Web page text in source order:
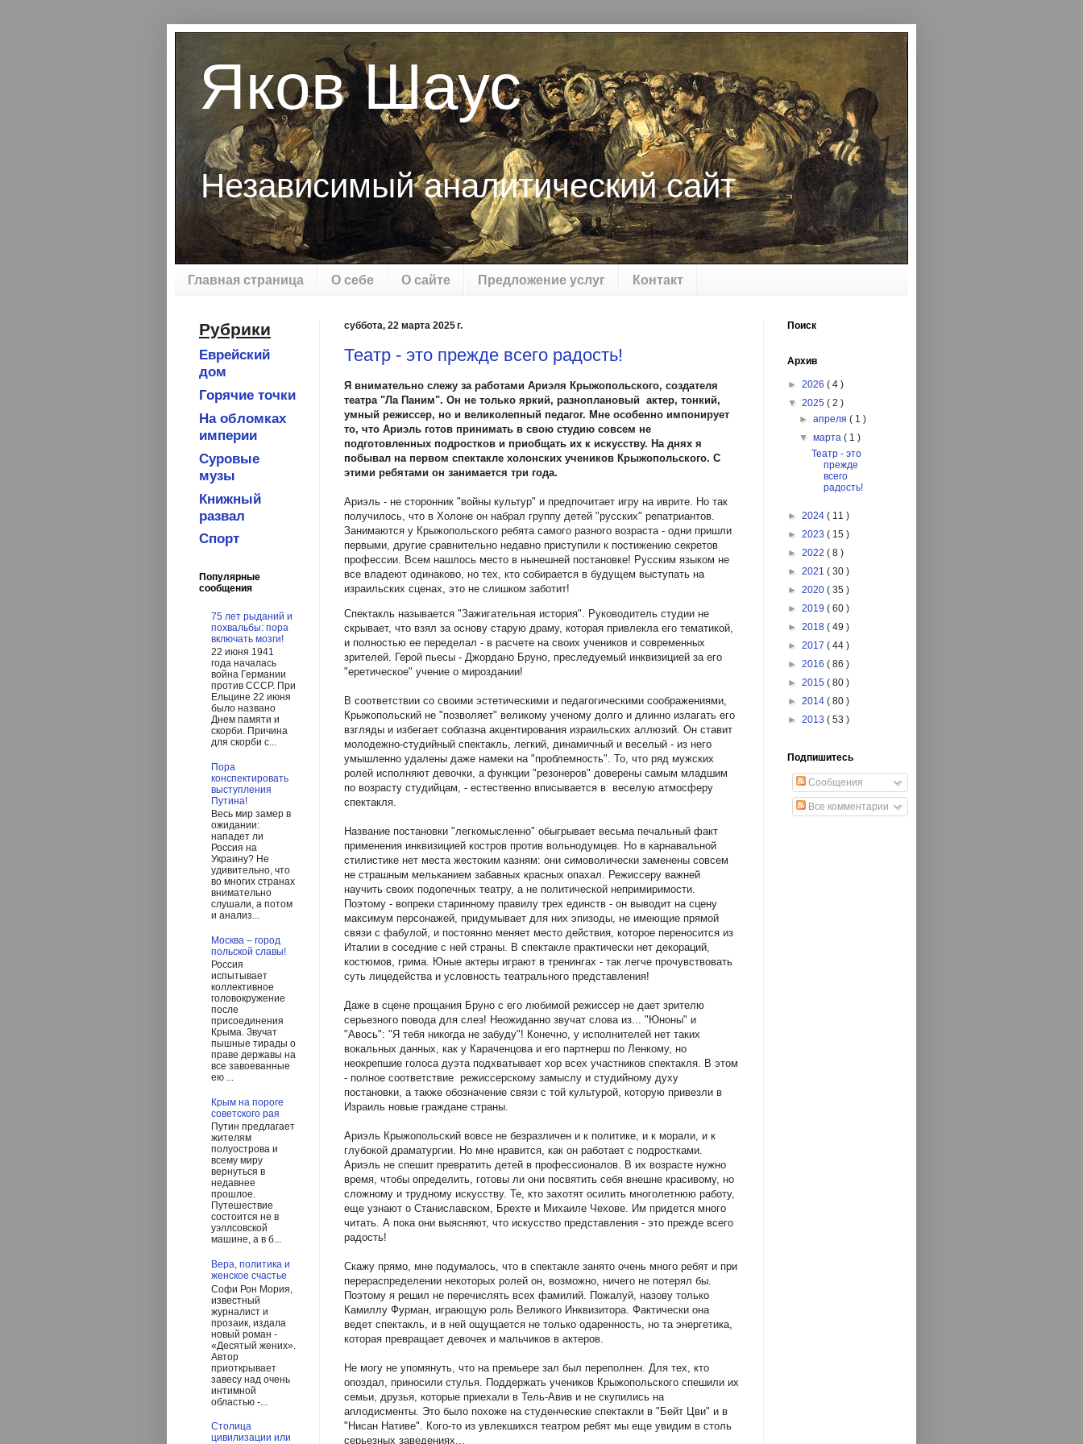
Яков Шаус
Независимый аналитический сайт
Главная страница О себе О сайте Предложение услуг Контакт
суббота, 22 марта 2025 г.
Театр - это прежде всего радость!
Я внимательно слежу за работами Ариэля Крыжопольского, создателя
театра "Ла Паним". Он не только яркий, разноплановый актер, тонкий,
умный режиссер, но и великолепный педагог. Мне особенно импонирует
то, что Ариэль готов принимать в свою студию совсем не
подготовленных подростков и приобщать их к искусству. На днях я
побывал на первом спектакле холонских учеников Крыжопольского. С
этими ребятами он занимается три года.
Ариэль - не сторонник "войны культур" и предпочитает игру на иврите. Но так
получилось, что в Холоне он набрал группу детей "русских" репатриантов.
Занимаются у Крыжопольского ребята самого разного возраста - одни пришли
первыми, другие сравнительно недавно приступили к постижению секретов
профессии. Всем нашлось место в нынешней постановке! Русским языком не
все владеют одинаково, но тех, кто собирается в будущем выступать на
израильских сценах, это не слишком заботит!
Спектакль называется "Зажигательная история". Руководитель студии не
скрывает, что взял за основу старую драму, которая привлекла его тематикой,
и полностью ее переделал - в расчете на своих учеников и современных
зрителей. Герой пьесы - Джордано Бруно, преследуемый инквизицией за его
"еретическое" учение о мироздании!
В соответствии со своими эстетическими и педагогическими соображениями,
Крыжопольский не "позволяет" великому ученому долго и длинно излагать его
взгляды и избегает соблазна акцентирования израильских аллюзий. Он ставит
молодежно-студийный спектакль, легкий, динамичный и веселый - из него
умышленно удалены даже намеки на "проблемность". То, что ряд мужских
ролей исполняют девочки, а функции "резонеров" доверены самым младшим
по возрасту студийцам, - естественно вписывается в веселую атмосферу
спектакля.
Название постановки "легкомысленно" обыгрывает весьма печальный факт
применения инквизицией костров против вольнодумцев. Но в карнавальной
стилистике нет места жестоким казням: они симоволически заменены совсем
не страшным мельканием забавных красных опахал. Режиссеру важней
научить своих подопечных театру, а не политической непримиримости.
Поэтому - вопреки старинному правилу трех единств - он выводит на сцену
максимум персонажей, придумывает для них эпизоды, не имеющие прямой
связи с фабулой, и постоянно меняет место действия, которое переносится из
Италии в соседние с ней страны. В спектакле практически нет декораций,
костюмов, грима. Юные актеры играют в тренингах - так легче прочувствовать
суть лицедейства и условность театрального представления!
Даже в сцене прощания Бруно с его любимой режиссер не дает зрителю
серьезного повода для слез! Неожиданно звучат слова из... "Юноны" и
"Авось": "Я тебя никогда не забуду"! Конечно, у исполнителей нет таких
вокальных данных, как у Караченцова и его партнерш по Ленкому, но
неокрепшие голоса дуэта подхватывает хор всех участников спектакля. В этом
- полное соответствие режиссерскому замыслу и студийному духу
постановки, а также обозначение связи с той культурой, которую привезли в
Израиль новые граждане страны.
Ариэль Крыжопольский вовсе не безразличен и к политике, и к морали, и к
глубокой драматургии. Но мне нравится, как он работает с подростками.
Ариэль не спешит превратить детей в профессионалов. В их возрасте нужно
время, чтобы определить, готовы ли они посвятить себя внешне красивому, но
сложному и трудному искусству. Те, кто захотят осилить многолетнюю работу,
еще узнают о Станиславском, Брехте и Михаиле Чехове. Им придется много
читать. А пока они выясняют, что искусство представления - это прежде всего
радость!
Скажу прямо, мне подумалось, что в спектакле занято очень много ребят и при
перераспределении некоторых ролей он, возможно, ничего не потерял бы.
Поэтому я решил не перечислять всех фамилий. Пожалуй, назову только
Камиллу Фурман, играющую роль Великого Инквизитора. Фактически она
ведет спектакль, и в ней ощущается не только одаренность, но та энергетика,
которая превращает девочек и мальчиков в актеров.
Не могу не упомянуть, что на премьере зал был переполнен. Для тех, кто
опоздал, приносили стулья. Поддержать учеников Крыжопольского спешили их
семьи, друзья, которые приехали в Тель-Авив и не скупились на
аплодисменты. Это было похоже на студенческие спектакли в "Бейт Цви" и в
"Нисан Нативе". Кого-то из увлекшихся театром ребят мы еще увидим в столь
серьезных заведениях...
Рубрики
Еврейский
дом
Горячие точки
На обломках
империи
Суровые
музы
Книжный
развал
Спорт
Популярные
сообщения
75 лет рыданий и
похвальбы: пора
включать мозги!
22 июня 1941
года началась
война Германии
против СССР. При
Ельцине 22 июня
было названо
Днем памяти и
скорби. Причина
для скорби с...
Пора
конспектировать
выступления
Путина!
Весь мир замер в
ожидании:
нападет ли
Россия на
Украину? Не
удивительно, что
во многих странах
внимательно
слушали, а потом
и анализ...
Москва – город
польской славы!
Россия
испытывает
коллективное
головокружение
после
присоединения
Крыма. Звучат
пышные тирады о
праве державы на
все завоеванные
ею ...
Крым на пороге
советского рая
Путин предлагает
жителям
полуострова и
всему миру
вернуться в
недавнее
прошлое.
Путешествие
состоится не в
уэллсовской
машине, а в б...
Вера, политика и
женское счастье
Софи Рон Мория,
известный
журналист и
прозаик, издала
новый роман -
«Десятый жених».
Автор
приоткрывает
завесу над очень
интимной
областью -...
Столица
цивилизации или
Поиск
Архив
► 2026 ( 4 )
▼ 2025 ( 2 )
►апреля( 1 )
▼марта( 1 )
Театр - это
прежде
всего
радость!
► 2024 ( 11 )
► 2023 ( 15 )
► 2022 ( 8 )
► 2021 ( 30 )
► 2020 ( 35 )
► 2019 ( 60 )
► 2018 ( 49 )
► 2017 ( 44 )
► 2016 ( 86 )
► 2015 ( 80 )
► 2014 ( 80 )
► 2013 ( 53 )
Подпишитесь
Сообщения
Все комментарии